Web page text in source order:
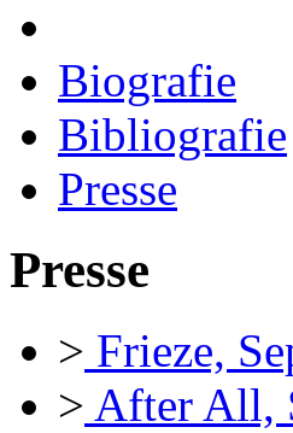
Biografie
Bibliografie
Presse
Presse
> Frieze,
> After All,